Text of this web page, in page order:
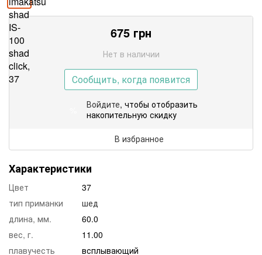
675 грн
Нет в наличии
Сообщить, когда появится
Войдите, чтобы отобразить
накопительную скидку
В избранное
Характеристики
Цвет
37
тип приманки
шед
длина, мм.
60.0
вес, г.
11.00
плавучесть
всплывающий